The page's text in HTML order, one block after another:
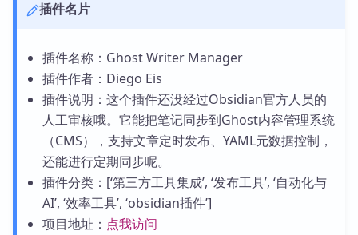
插件名片
插件名称：Ghost Writer Manager
插件作者：Diego Eis
插件说明：这个插件还没经过Obsidian官方人员的
人工审核哦。它能把笔记同步到Ghost内容管理系统
（CMS），支持文章定时发布、YAML元数据控制，
还能进行定期同步呢。
插件分类：[‘第三方工具集成’, ‘发布工具’, ‘自动化与
AI’, ‘效率工具’, ‘obsidian插件’]
项目地址： 点我访问